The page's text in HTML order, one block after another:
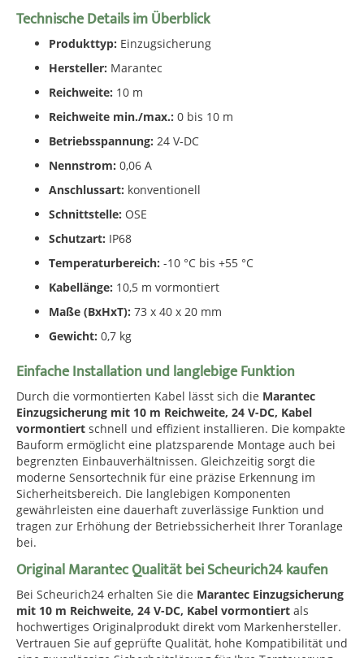
Technische Details im Überblick
Produkttyp: Einzugsicherung
Hersteller: Marantec
Reichweite: 10 m
Reichweite min./max.: 0 bis 10 m
Betriebsspannung: 24 V-DC
Nennstrom: 0,06 A
Anschlussart: konventionell
Schnittstelle: OSE
Schutzart: IP68
Temperaturbereich: -10 °C bis +55 °C
Kabellänge: 10,5 m vormontiert
Maße (BxHxT): 73 x 40 x 20 mm
Gewicht: 0,7 kg
Einfache Installation und langlebige Funktion
Durch die vormontierten Kabel lässt sich die Marantec
Einzugsicherung mit 10 m Reichweite, 24 V-DC, Kabel
vormontiert schnell und effizient installieren. Die kompakte
Bauform ermöglicht eine platzsparende Montage auch bei
begrenzten Einbauverhältnissen. Gleichzeitig sorgt die
moderne Sensortechnik für eine präzise Erkennung im
Sicherheitsbereich. Die langlebigen Komponenten
gewährleisten eine dauerhaft zuverlässige Funktion und
tragen zur Erhöhung der Betriebssicherheit Ihrer Toranlage
bei.
Original Marantec Qualität bei Scheurich24 kaufen
Bei Scheurich24 erhalten Sie die Marantec Einzugsicherung
mit 10 m Reichweite, 24 V-DC, Kabel vormontiert als
hochwertiges Originalprodukt direkt vom Markenhersteller.
Vertrauen Sie auf geprüfte Qualität, hohe Kompatibilität und